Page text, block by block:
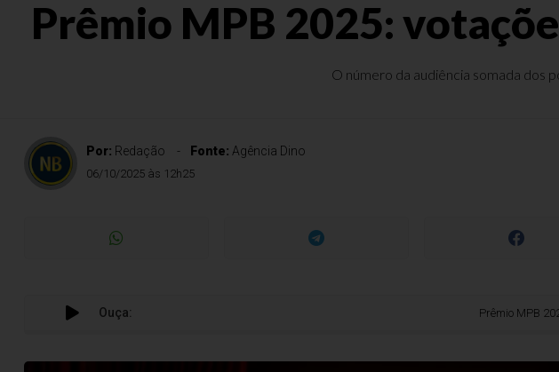
Prêmio MPB 2025:
O número da audiência somada dos
Por: Redação Fonte: Agência Dino
06/10/2025 às 12h25
Ouça: Prêmio MPB 2025: